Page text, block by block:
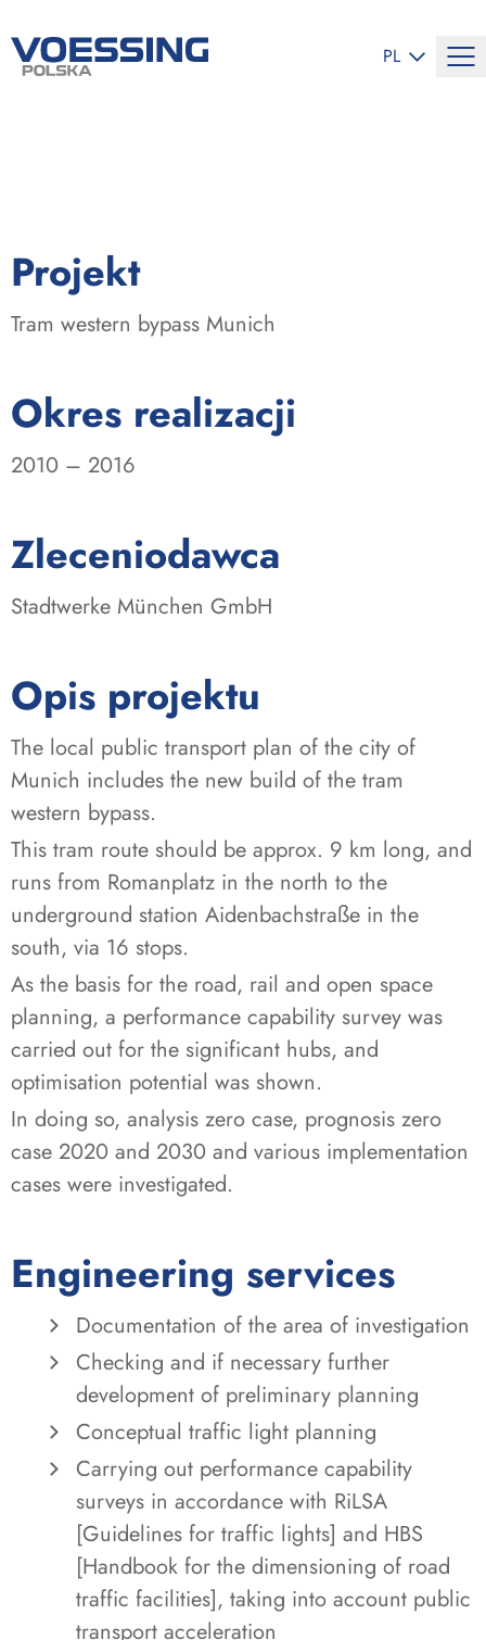
PL
Projekt
Tram western bypass Munich
Okres realizacji
2010 – 2016
Zleceniodawca
Stadtwerke München GmbH
Opis projektu
The local public transport plan of the city of
Munich includes the new build of the tram
western bypass.
This tram route should be approx. 9 km long, and
runs from Romanplatz in the north to the
underground station Aidenbachstraße in the
south, via 16 stops.
As the basis for the road, rail and open space
planning, a performance capability survey was
carried out for the significant hubs, and
optimisation potential was shown.
In doing so, analysis zero case, prognosis zero
case 2020 and 2030 and various implementation
cases were investigated.
Engineering services
Documentation of the area of investigation
Checking and if necessary further
development of preliminary planning
Conceptual traffic light planning
Carrying out performance capability
surveys in accordance with RiLSA
[Guidelines for traffic lights] and HBS
[Handbook for the dimensioning of road
traffic facilities], taking into account public
transport acceleration